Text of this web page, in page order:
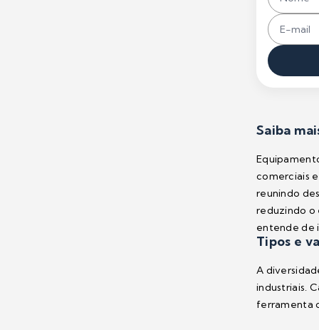
Saiba
comerciais
reunindo
reduzindo o
entende de
Tipos e
A
industriais.
ferramenta